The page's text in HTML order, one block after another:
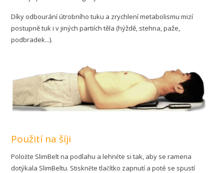
Díky odbourání útrobního tuku a zrychlení metabolismu mizí
postupně tuk i v jiných partiích těla (hýždě, stehna, paže,
podbradek...).
Použití na šíji
Položte SlimBelt na podlahu a lehněte si tak, aby se ramena
dotýkala SlimBeltu. Stiskněte tlačítko zapnutí a poté se spustí